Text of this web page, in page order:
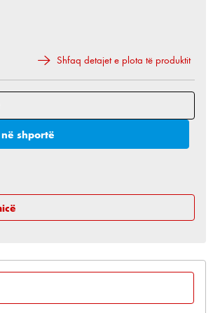
Shfaq detajet e plota të produktit
përdorni butonat për të rritur
shportë